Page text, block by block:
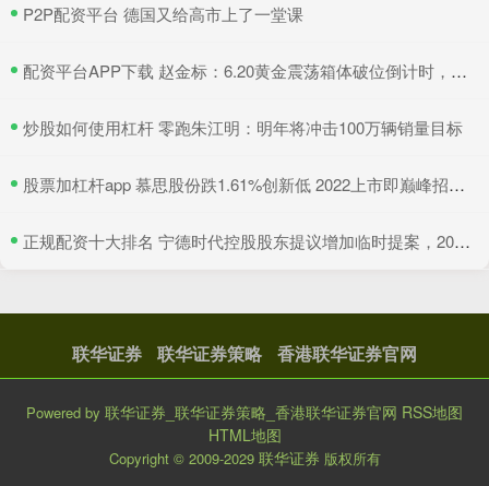
​P2P配资平台 德国又给高市上了一堂课
​配资平台APP下载 赵金标：6.20黄金震荡箱体破位倒计时，原油短线交易策略
​炒股如何使用杠杆 零跑朱江明：明年将冲击100万辆销量目标
​股票加杠杆app 慕思股份跌1.61%创新低 2022上市即巅峰招商证券保荐
​正规配资十大排名 宁德时代控股股东提议增加临时提案，2025年第二次临时股东会将审议发行债券等议案
联华证券 联华证券策略 香港联华证券官网
Powered by 联华证券_联华证券策略_香港联华证券官网 RSS地图
HTML地图
Copyright © 2009-2029 联华证券 版权所有